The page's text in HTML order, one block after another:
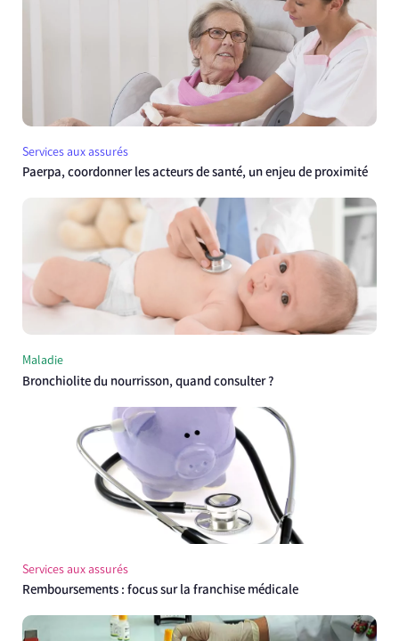
Services aux assurés
Paerpa, coordonner les acteurs de santé, un enjeu de proximité
Maladie
Bronchiolite du nourrisson, quand consulter ?
Services aux assurés
Remboursements : focus sur la franchise médicale